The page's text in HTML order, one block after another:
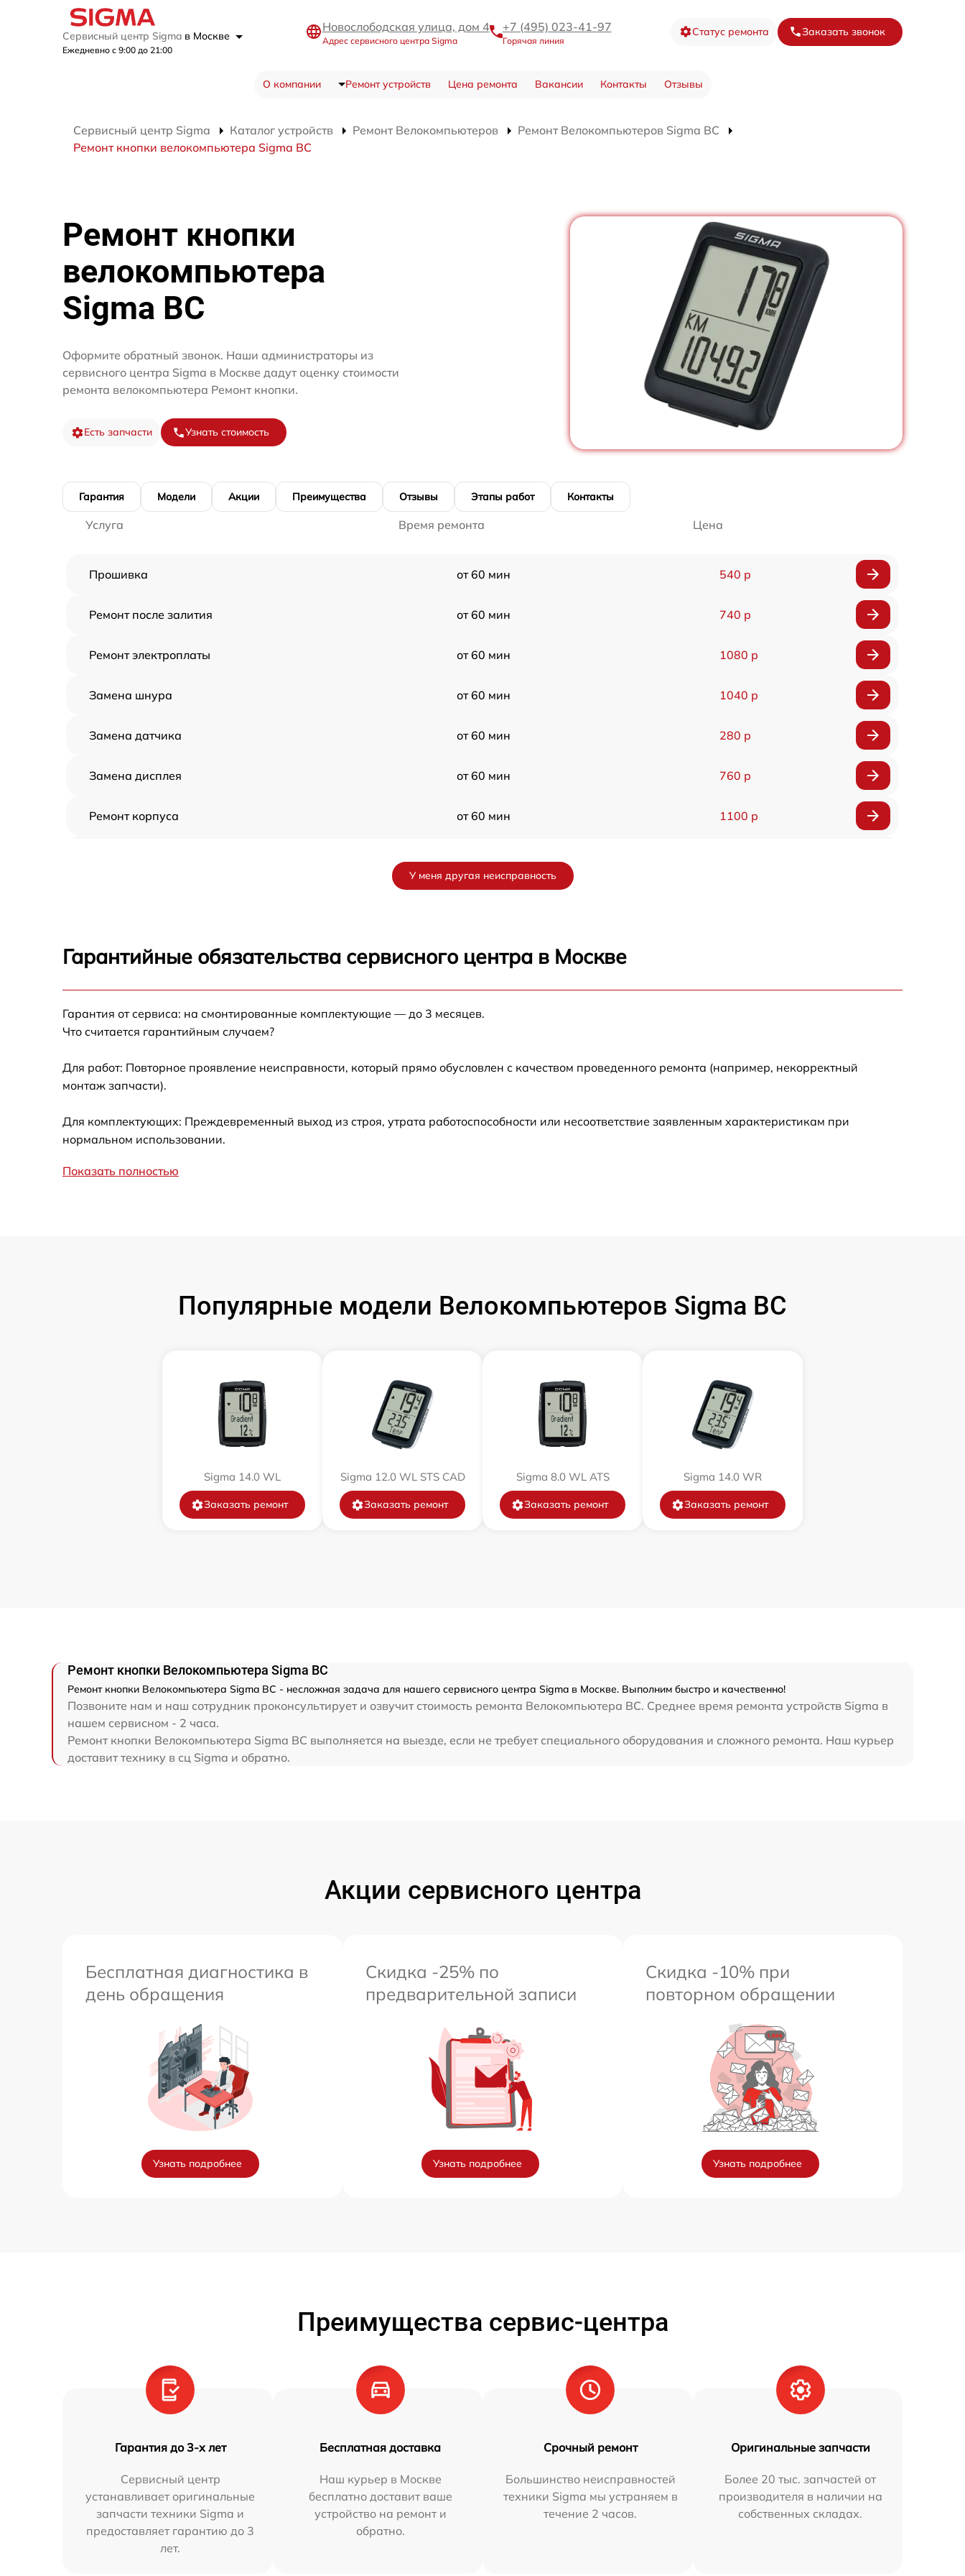
Сервисный центр Sigma в Москве
Ежедневно с 9:00 до 21:00
Новослободская улица, дом 4
Адрес сервисного центра Sigma
+7 (495) 023-41-97
Горячая линия
Статус ремонта Заказать звонок
О компании Ремонт устройств Цена ремонта Вакансии Контакты Отзывы
Сервисный центр Sigma Каталог устройств Ремонт Велокомпьютеров
Ремонт Велокомпьютеров Sigma BC
Ремонт кнопки велокомпьютера Sigma BC
Ремонт кнопки
велокомпьютера
Sigma BC
Оформите обратный звонок. Наши администраторы из
сервисного центра Sigma в Москве дадут оценку стоимости
ремонта велокомпьютера Ремонт кнопки.
Есть запчасти Узнать стоимость
Гарантия Модели Акции Преимущества Отзывы Этапы работ Контакты
Услуга Время ремонта Цена
Прошивка от 60 мин 540 р
Ремонт после залития от 60 мин 740 р
Ремонт электроплаты от 60 мин 1080 р
Замена шнура от 60 мин 1040 р
Замена датчика от 60 мин 280 р
Замена дисплея от 60 мин 760 р
Ремонт корпуса от 60 мин 1100 р
У меня другая неисправность
Гарантийные обязательства сервисного центра в Москве
Гарантия от сервиса: на смонтированные комплектующие — до 3 месяцев.
Что считается гарантийным случаем?
Для работ: Повторное проявление неисправности, который прямо обусловлен с качеством проведенного ремонта (например, некорректный
монтаж запчасти).
Для комплектующих: Преждевременный выход из строя, утрата работоспособности или несоответствие заявленным характеристикам при
нормальном использовании.
Показать полностью
Популярные модели Велокомпьютеров Sigma BC
Sigma 14.0 WL
Заказать ремонт
Sigma 12.0 WL STS CAD
Заказать ремонт
Sigma 8.0 WL ATS
Заказать ремонт
Sigma 14.0 WR
Заказать ремонт
Ремонт кнопки Велокомпьютера Sigma BC
Ремонт кнопки Велокомпьютера Sigma BC - несложная задача для нашего сервисного центра Sigma в Москве. Выполним быстро и качественно!
Позвоните нам и наш сотрудник проконсультирует и озвучит стоимость ремонта Велокомпьютера BC. Среднее время ремонта устройств Sigma в
нашем сервисном - 2 часа.
Ремонт кнопки Велокомпьютера Sigma BC выполняется на выезде, если не требует специального оборудования и сложного ремонта. Наш курьер
доставит технику в сц Sigma и обратно.
Акции сервисного центра
Бесплатная диагностика в
день обращения
Узнать подробнее
Скидка -25% по
предварительной записи
Узнать подробнее
Скидка -10% при
повторном обращении
Узнать подробнее
Преимущества сервис-центра
Гарантия до 3-х лет
Сервисный центр
устанавливает оригинальные
запчасти техники Sigma и
предоставляет гарантию до 3
лет.
Бесплатная доставка
Наш курьер в Москве
бесплатно доставит ваше
устройство на ремонт и
обратно.
Срочный ремонт
Большинство неисправностей
техники Sigma мы устраняем в
течение 2 часов.
Оригинальные запчасти
Более 20 тыс. запчастей от
производителя в наличии на
собственных складах.